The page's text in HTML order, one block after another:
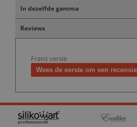
In dezelfde gamma
Reviews
Frans versie
Wees de eerste om een